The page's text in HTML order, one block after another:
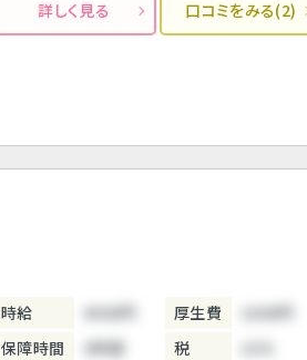
詳しく見る 口コミをみる(2)
時給 4000円 厚生費
1000円
保障時間
3時間 税